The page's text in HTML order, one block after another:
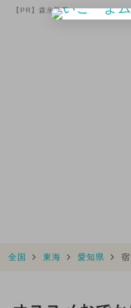
【PR】森永乳業
全国 東海 愛知県